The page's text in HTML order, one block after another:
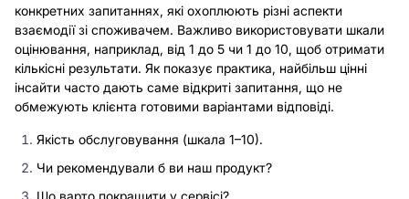
конкретних запитаннях, які охоплюють різні аспекти
взаємодії зі споживачем. Важливо використовувати шкали
оцінювання, наприклад, від 1 до 5 чи 1 до 10, щоб отримати
кількісні результати. Як показує практика, найбільш цінні
інсайти часто дають саме відкриті запитання, що не
обмежують клієнта готовими варіантами відповіді.
Якість обслуговування (шкала 1–10).
Чи рекомендували б ви наш продукт?
Що варто покращити у сервісі?